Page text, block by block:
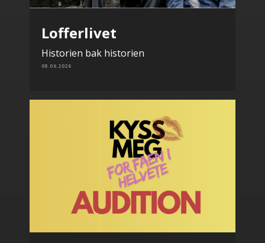
Lofferlivet
Historien bak historien
08.06.2026